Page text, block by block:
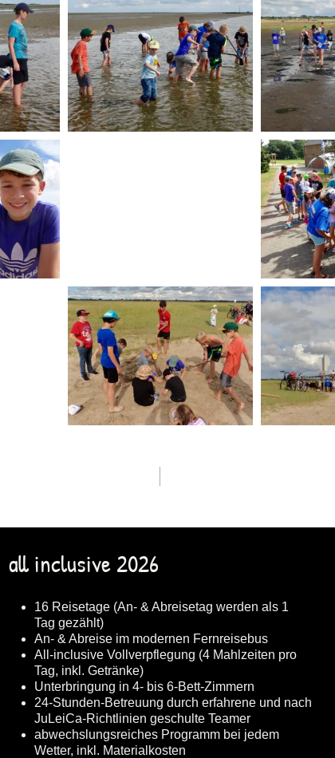
all inclusive 2026
16 Reisetage (An- & Abreisetag werden als 1
Tag gezählt)
An- & Abreise im modernen Fernreisebus
All-inclusive Vollverpflegung (4 Mahlzeiten pro
Tag, inkl. Getränke)
Unterbringung in 4- bis 6-Bett-Zimmern
24-Stunden-Betreuung durch erfahrene und nach
JuLeiCa-Richtlinien geschulte Teamer
abwechslungsreiches Programm bei jedem
Wetter, inkl. Materialkosten